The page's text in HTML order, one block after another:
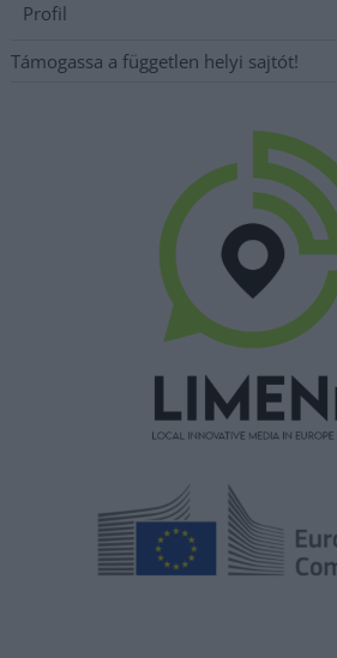
Profil
Támogassa a független helyi sajtót!